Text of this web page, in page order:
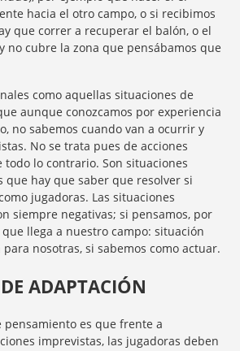
hacia el otro campo, o si recibimos
que correr a recuperar el balón, o el
no cubre la zona que pensábamos que
como aquellas situaciones de
aunque conozcamos por experiencia
no sabemos cuando van a ocurrir y
No se trata pues de acciones
todo lo contrario. Son situaciones
que hay que saber que resolver si
jugadoras. Las situaciones
siempre negativas; si pensamos, por
llega a nuestro campo: situación
nosotras, si sabemos como actuar.
ADAPTACIÓN
pensamiento es que frente a
imprevistas, las jugadoras deben